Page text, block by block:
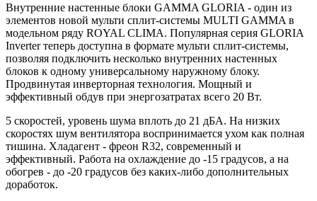
Внутренние настенные блоки GAMMA GLORIA - один из
элементов новой мульти сплит-системы MULTI GAMMA в
модельном ряду ROYAL CLIMA. Популярная серия GLORIA
Inverter теперь доступна в формате мульти сплит-системы,
позволяя подключить несколько внутренних настенных
блоков к одному универсальному наружному блоку.
Продвинутая инверторная технология. Мощный и
эффективный обдув при энергозатратах всего 20 Вт.
5 скоростей, уровень шума вплоть до 21 дБА. На низких
скоростях шум вентилятора воспринимается ухом как полная
тишина. Хладагент - фреон R32, современный и
эффективный. Работа на охлаждение до -15 градусов, а на
обогрев - до -20 градусов без каких-либо дополнительных
доработок.